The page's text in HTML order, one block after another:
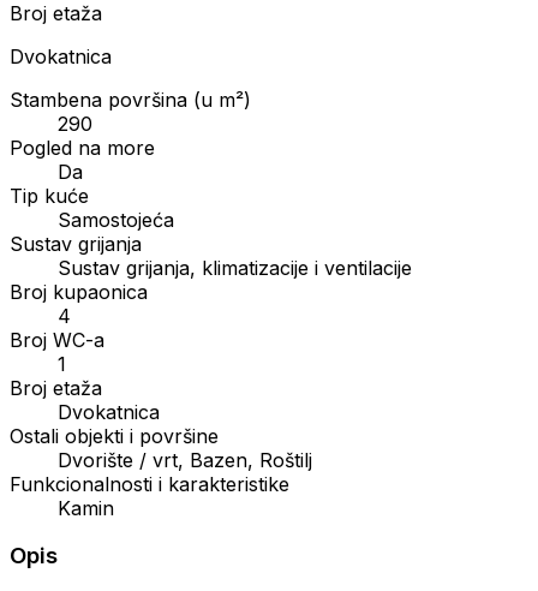
Broj etaža
Dvokatnica
Stambena površina (u m²)
290
Pogled na more
Da
Tip kuće
Samostojeća
Sustav grijanja
Sustav grijanja, klimatizacije i ventilacije
Broj kupaonica
4
Broj WC-a
1
Broj etaža
Dvokatnica
Ostali objekti i površine
Dvorište / vrt, Bazen, Roštilj
Funkcionalnosti i karakteristike
Kamin
Opis